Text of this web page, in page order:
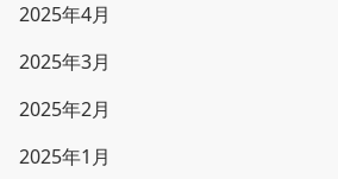
2025年4月
2025年3月
2025年2月
2025年1月